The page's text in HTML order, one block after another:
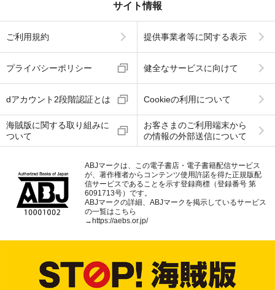
サイト情報
ご利用規約 提供事業者等に関する表示
プライバシーポリシー 健全なサービスに向けて
dアカウント2段階認証とは Cookieの利用について
海賊版に関する取り組みに
ついて
お客さまのご利用端末から
の情報の外部送信について
ABJマークは、この電子書店・電子書籍配信サービス
が、著作権者からコンテンツ使用許諾を得た正規版配
信サービスであることを示す登録商標（登録番号 第
6091713号）です。
ABJマークの詳細、ABJマークを掲示しているサービス
の一覧はこちら
→ https://aebs.or.jp/